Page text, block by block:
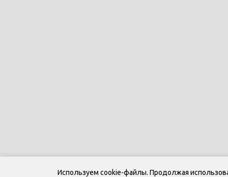
Используем cookie-файлы. Продолжая